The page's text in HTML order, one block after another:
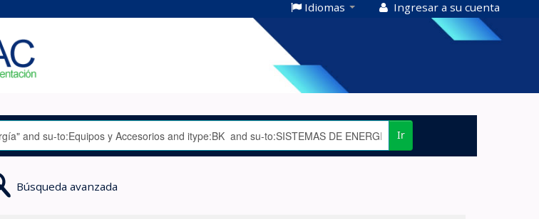
Idiomas Ingresar a su cuenta
Ir
Búsqueda avanzada